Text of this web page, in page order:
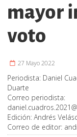
mayor
voto
27 Mayo 2022
Periodista: Daniel
Duarte
Correo periodista:
Edición: Andrés
Correo de editor: